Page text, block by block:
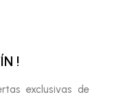
!
exclusivas de